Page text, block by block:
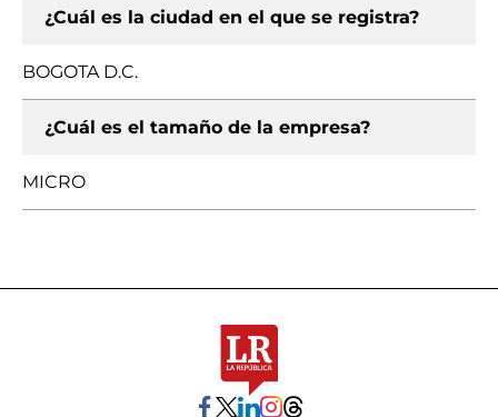
¿Cuál es la ciudad en el que se registra?
BOGOTA D.C.
¿Cuál es el tamaño de la empresa?
MICRO